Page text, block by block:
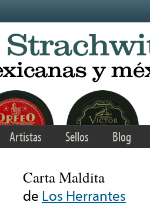
Artistas Sellos Blog
Carta Maldita
de Los Herrantes